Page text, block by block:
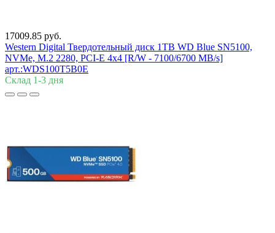
17009.85 руб.
Western Digital Твердотельный диск 1TB WD Blue SN5100,
NVMe, M.2 2280, PCI-E 4x4 [R/W - 7100/6700 MB/s]
арт.:WDS100T5B0E
Склад 1-3 дня